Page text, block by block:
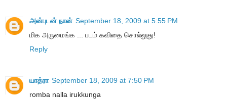
அன்புடன் நான் September 18, 2009 at 5:55 PM
மிக அருமைங்க ... படம் கவிதை சொல்லுது!
Reply
யாத்ரா September 18, 2009 at 7:50 PM
romba nalla irukkunga